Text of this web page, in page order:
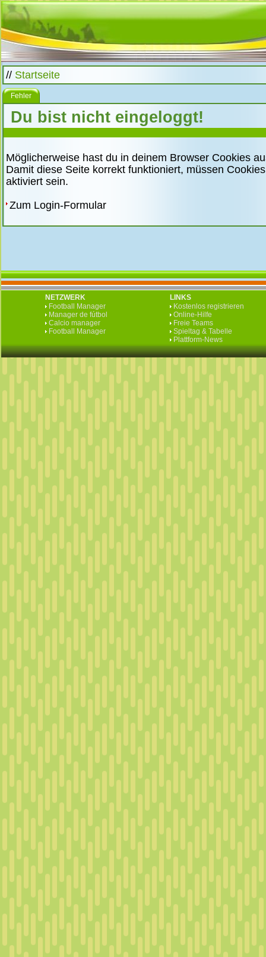
// Startseite
Fehler
Du bist nicht eingeloggt!
Möglicherweise hast du in deinem Browser Cookies
Damit diese Seite korrekt funktioniert, müssen
aktiviert sein.
Zum Login-Formular
NETZWERK
Football Manager
Manager de fútbol
Calcio manager
Football Manager
LINKS
Kostenlos registrieren
Online-Hilfe
Freie Teams
Spieltag & Tabelle
Plattform-News